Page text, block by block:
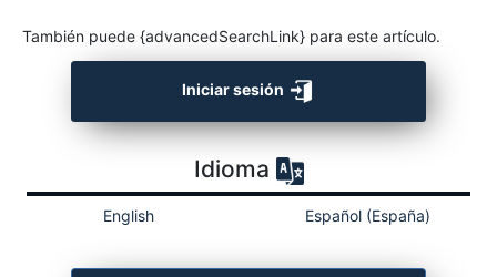
También puede {advancedSearchLink} para este artículo.
Iniciar sesión
Idioma
English Español (España)